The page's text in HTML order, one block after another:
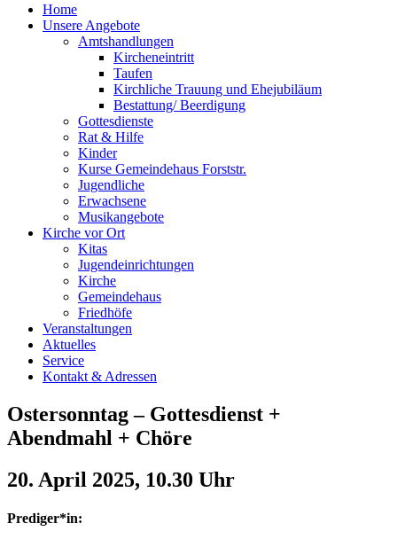
Home
Unsere Angebote
Amtshandlungen
Kircheneintritt
Taufen
Kirchliche Trauung und Ehejubiläum
Bestattung/ Beerdigung
Gottesdienste
Rat & Hilfe
Kinder
Kurse Gemeindehaus Forststr.
Jugendliche
Erwachsene
Musikangebote
Kirche vor Ort
Kitas
Jugendeinrichtungen
Kirche
Gemeindehaus
Friedhöfe
Veranstaltungen
Aktuelles
Service
Kontakt & Adressen
Ostersonntag – Gottesdienst +
Abendmahl + Chöre
20. April 2025, 10.30 Uhr
Prediger*in: